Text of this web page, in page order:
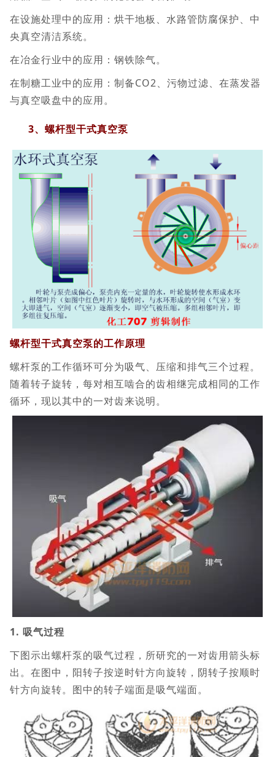
在设施处理中的应用：烘干地板、水路管防腐保护、中
央真空清洁系统。
在冶金行业中的应用：钢铁除气。
在制糖工业中的应用：制备CO2、污物过滤、在蒸发器
与真空吸盘中的应用。
3、螺杆型干式真空泵
螺杆型干式真空泵的工作原理
螺杆泵的工作循环可分为吸气、压缩和排气三个过程。
随着转子旋转，每对相互啮合的齿相继完成相同的工作
循环，现以其中的一对齿来说明。
1. 吸气过程
下图示出螺杆泵的吸气过程，所研究的一对齿用箭头标
出。在图中，阳转子按逆时针方向旋转，阴转子按顺时
针方向旋转。图中的转子端面是吸气端面。